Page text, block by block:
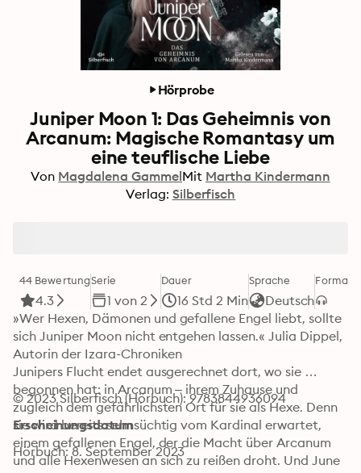
Hörprobe
Juniper Moon 1: Das Geheimnis von
Arcanum: Magische Romantasy um
eine teuflische Liebe
Von Magdalena GammelMit Martha Kindermann
Verlag: Silberfisch
44 Bewertung
4.3
Serie
1 von 2
Dauer
16 Std 2 Min
Sprache
Deutsch
Format
»Wer Hexen, Dämonen und gefallene Engel liebt, sollte
sich Juniper Moon nicht entgehen lassen.« Julia Dippel,
Autorin der Izara-Chroniken
Junipers Flucht endet ausgerechnet dort, wo sie
begonnen hat: in Arcanum – ihrem Zuhause und
zugleich dem gefährlichsten Ort für sie als Hexe. Denn
sie wird bereits sehnsüchtig vom Kardinal erwartet,
einem gefallenen Engel, der die Macht über Arcanum
und alle Hexenwesen an sich zu reißen droht. Und June
© 2023 Silberfisch (Hörbuch): 9783844936094
Erscheinungsdatum
Hörbuch: 8. September 2023